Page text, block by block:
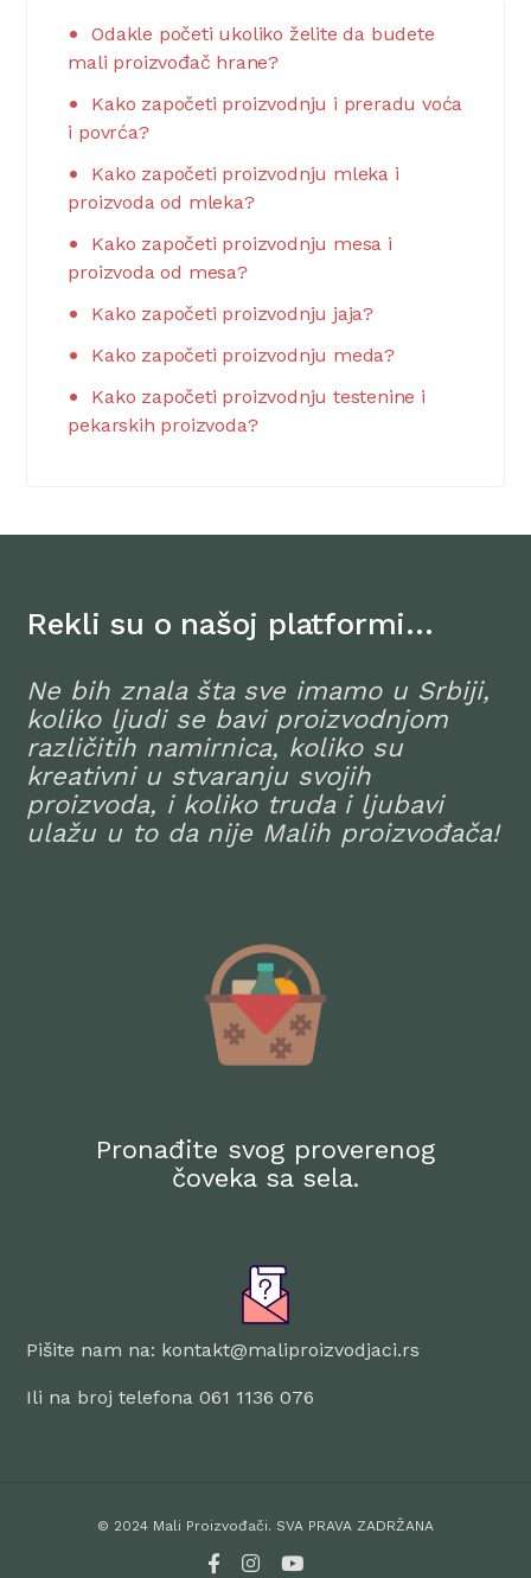
Odakle početi ukoliko želite da budete
mali proizvođač hrane?
Kako započeti proizvodnju i preradu voća
i povrća?
Kako započeti proizvodnju mleka i
proizvoda od mleka?
Kako započeti proizvodnju mesa i
proizvoda od mesa?
Kako započeti proizvodnju jaja?
Kako započeti proizvodnju meda?
Kako započeti proizvodnju testenine i
pekarskih proizvoda?
Rekli su o našoj platformi…
Ne bih znala šta sve imamo u Srbiji,
koliko ljudi se bavi proizvodnjom
različitih namirnica, koliko su
kreativni u stvaranju svojih
proizvoda, i koliko truda i ljubavi
ulažu u to da nije Malih proizvođača!
Pronađite svog proverenog
čoveka sa sela.
Pišite nam na: kontakt@maliproizvodjaci.rs
Ili na broj telefona 061 1136 076
© 2024 Mali Proizvođači. SVA PRAVA ZADRŽANA